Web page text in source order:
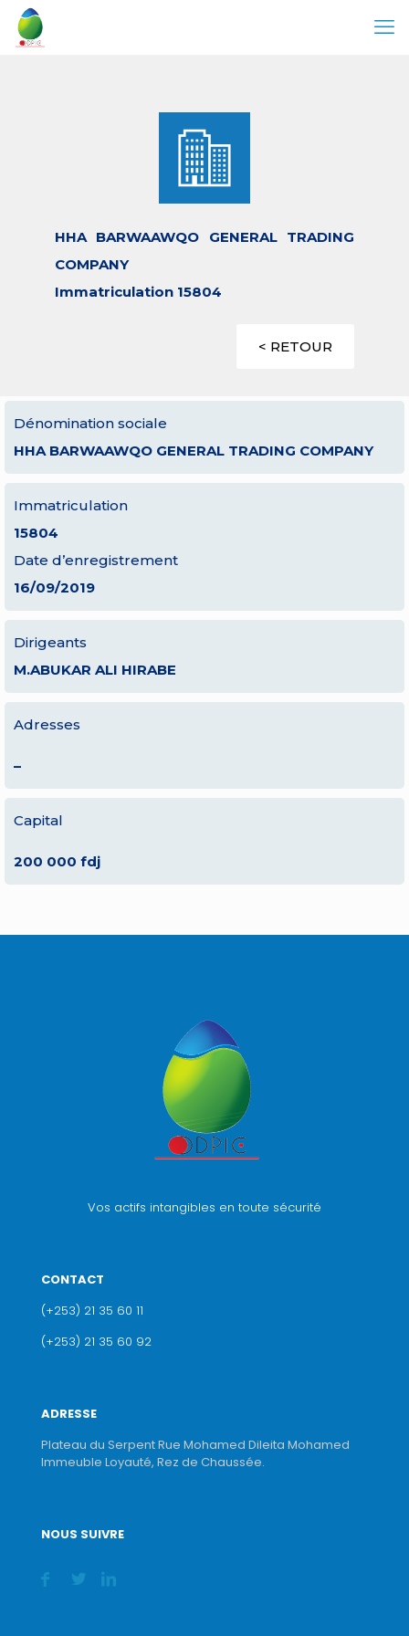
HHA BARWAAWQO GENERAL TRADING
COMPANY
Immatriculation 15804
< RETOUR
Dénomination sociale
HHA BARWAAWQO GENERAL TRADING COMPANY
Immatriculation
15804
Date d’enregistrement
16/09/2019
Dirigeants
M.ABUKAR ALI HIRABE
Adresses
–
Capital
200 000 fdj
Vos actifs intangibles en toute sécurité
CONTACT
(+253) 21 35 60 11
(+253) 21 35 60 92
ADRESSE
Plateau du Serpent Rue Mohamed Dileita Mohamed
Immeuble Loyauté, Rez de Chaussée.
NOUS SUIVRE